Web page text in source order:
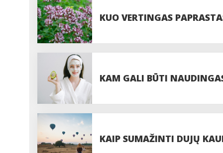
KUO VERTINGAS
KAM GALI BŪTI
KAIP SUMAŽINTI DUJŲ